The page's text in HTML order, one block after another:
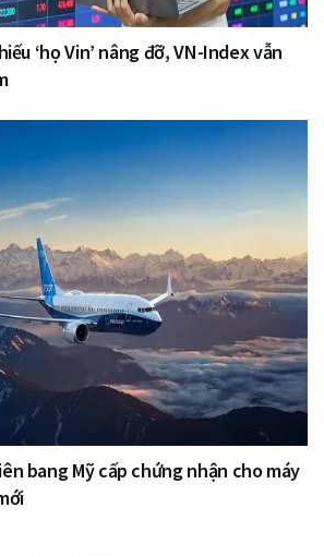
‘họ Vin’ nâng đỡ, VN-Index vẫn
bang Mỹ cấp chứng nhận cho máy